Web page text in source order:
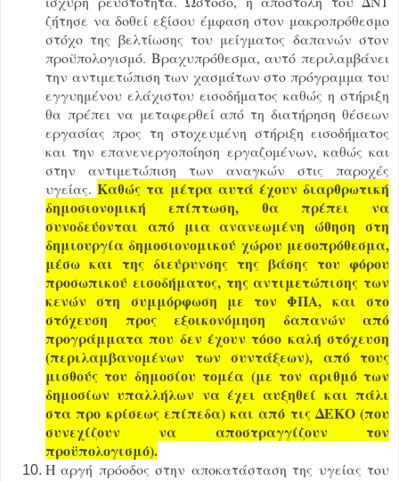
ζήτησε να δοθεί εξίσου έμφαση στον μακροπρόθεσμο
στόχο της βελτίωσης του μείγματος δαπανών στον
προϋπολογισμό. Βραχυπρόθεσμα, αυτό περιλαμβάνει
την αντιμετώπιση των χασμάτων στο πρόγραμμα του
εγγυημένου ελάχιστου εισοδήματος καθώς η στήριξη
θα πρέπει να μεταφερθεί από τη διατήρηση θέσεων
εργασίας προς τη στοχευμένη στήριξη εισοδήματος
και την επανενεργοποίηση εργαζομένων, καθώς και
στην αντιμετώπιση των αναγκών στις παροχές
υγείας.Καθώς τα μέτρα αυτά έχουν διαρθρωτική
δημοσιονομική επίπτωση, θα πρέπει να
συνοδεύονται από μια ανανεωμένη ώθηση στη
δημιουργία δημοσιονομικού χώρου μεσοπρόθεσμα,
μέσω και της διεύρυνσης της βάσης του φόρου
προσωπικού εισοδήματος, της αντιμετώπισης των
κενών στη συμμόρφωση με τον ΦΠΑ, και στο
στόχευση προς εξοικονόμηση δαπανών από
προγράμματα που δεν έχουν τόσο καλή στόχευση
(περιλαμβανομένων των συντάξεων), από τους
μισθούς του δημοσίου τομέα (με τον αριθμό των
δημοσίων υπαλλήλων να έχει αυξηθεί και πάλι
στα προ κρίσεως επίπεδα) και από τις ΔΕΚΟ (που
συνεχίζουν να αποστραγγίζουν τον
προϋπολογισμό).
Η αργή πρόοδος στην αποκατάσταση της υγείας του